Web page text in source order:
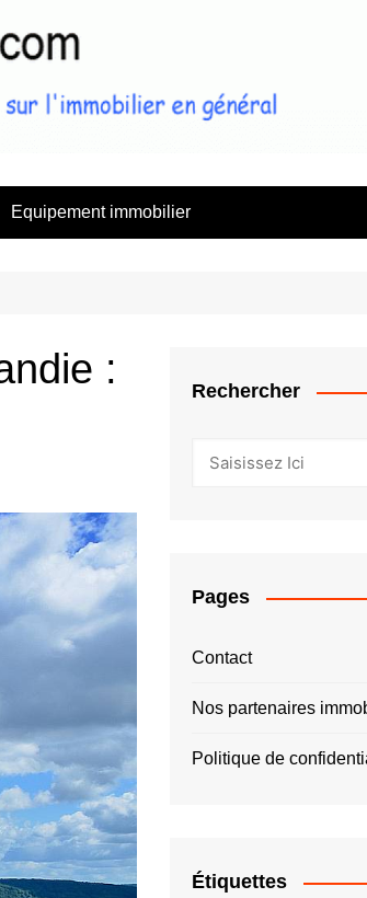
Immo Zine, le magazine
Equipement immobilier
:
Rechercher
Pages
Contact
Nos partenaires
Politique de
Étiquettes